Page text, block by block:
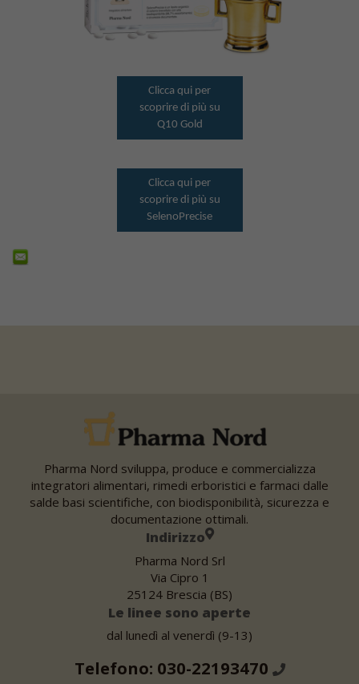
Clicca qui per
scoprire di più su
Q10 Gold
Clicca qui per
scoprire di più su
SelenoPrecise
Pharma Nord sviluppa, produce e commercializza
integratori alimentari, rimedi erboristici e farmaci dalle
salde basi scientifiche, con biodisponibilità, sicurezza e
documentazione ottimali.
Indirizzo
Pharma Nord Srl
Via Cipro 1
25124 Brescia (BS)
Le linee sono aperte
dal lunedì al venerdì (9-13)
Telefono: 030-22193470